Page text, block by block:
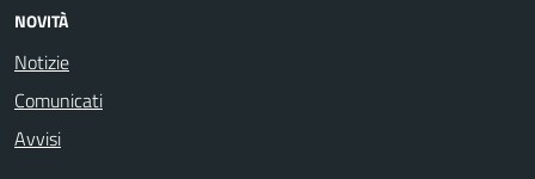
NOVITÀ
Notizie
Comunicati
Avvisi